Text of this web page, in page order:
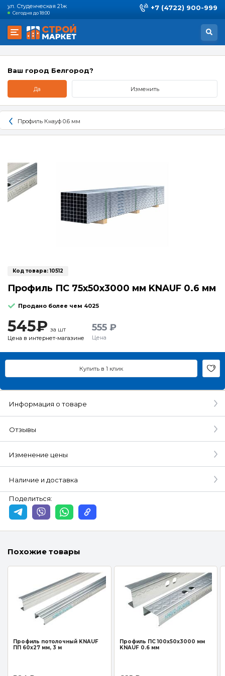
ул. Студенческая 21ж
Сегодня до 18:00
+7 (4722) 900-999
Ваш город Белгород?
Да Изменить
Профиль Кнауф 0.6 мм
Код товара:10512
Профиль ПС 75х50х3000 мм KNAUF 0.6 мм
Продано более чем 4025
545₽ за шт
Цена в интернет-магазине
555 ₽
Цена
Купить в 1 клик
Информация о товаре
Отзывы
Изменение цены
Наличие и доставка
Поделиться:
Похожие товары
Профиль потолочный KNAUF
ПП 60х27 мм, 3 м
Профиль ПС 100х50х3000 мм
KNAUF 0.6 мм